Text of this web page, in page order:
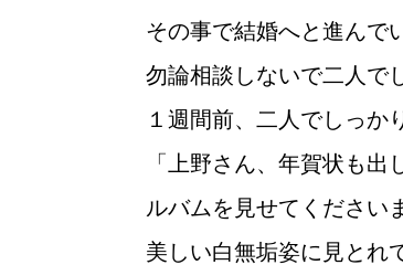
ウィッシュの婚活メソッド
その事で結婚へと進んで
勿論相談しないで二人で
１週間前、二人でしっか
「上野さん、年賀状も
ルバムを見せてください
美しい白無垢姿に見とれ